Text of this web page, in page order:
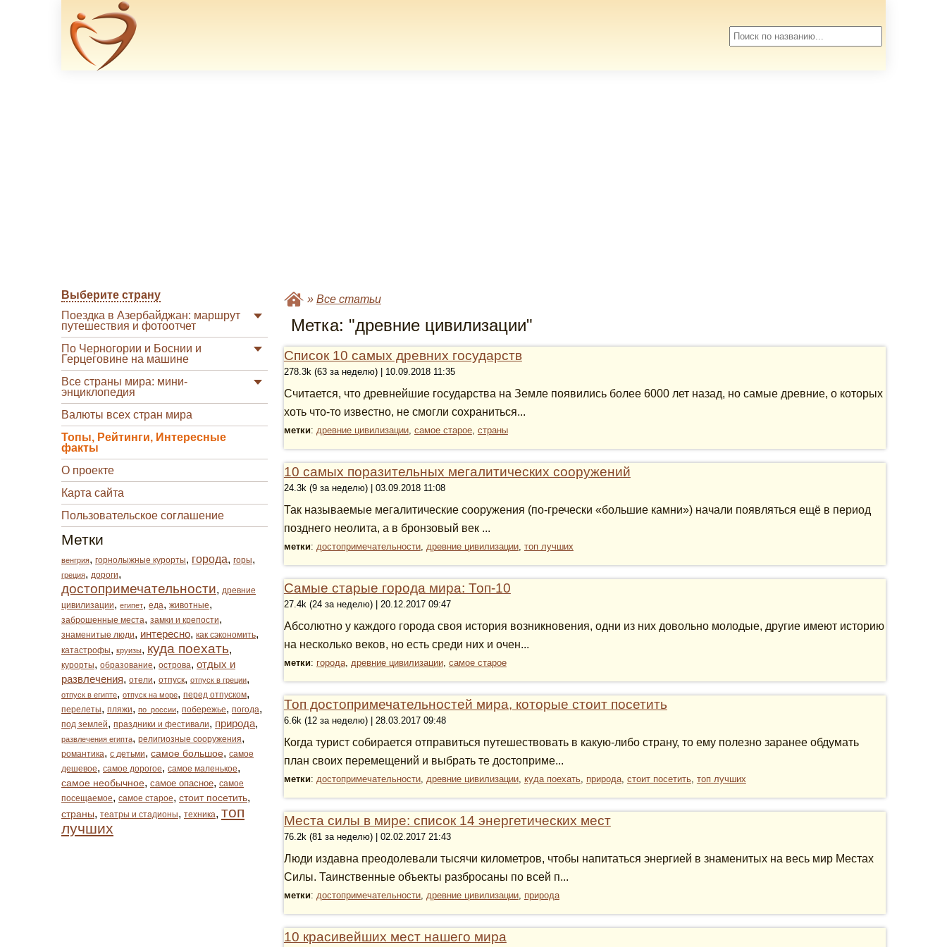
Выберите страну
Поездка в Азербайджан: маршрут
путешествия и фотоотчет
По Черногории и Боснии и
Герцеговине на машине
Все страны мира: мини-
энциклопедия
Валюты всех стран мира
Топы, Рейтинги, Интересные
факты
О проекте
Карта сайта
Пользовательское соглашение
Метки
венгрия, горнолыжные курорты, города, горы,
греция, дороги,
достопримечательности, древние
цивилизации, египет, еда, животные,
заброшенные места, замки и крепости,
знаменитые люди, интересно, как сэкономить,
катастрофы, круизы, куда поехать,
курорты, образование, острова, отдых и
развлечения, отели, отпуск, отпуск в греции,
отпуск в египте, отпуск на море, перед отпуском,
перелеты, пляжи, по_россии, побережье, погода,
под землей, праздники и фестивали, природа,
развлечения египта, религиозные сооружения,
романтика, с детьми, самое большое, самое
дешевое, самое дорогое, самое маленькое,
самое необычное, самое опасное, самое
посещаемое, самое старое, стоит посетить,
страны, театры и стадионы, техника, топ
лучших
» Все статьи
Метка: "древние цивилизации"
Список 10 самых древних государств
278.3k (63 за неделю) | 10.09.2018 11:35
Считается, что древнейшие государства на Земле появились более 6000 лет назад, но самые древние, о которых
хоть что-то известно, не смогли сохраниться...
метки: древние цивилизации, самое старое, страны
10 самых поразительных мегалитических сооружений
24.3k (9 за неделю) | 03.09.2018 11:08
Так называемые мегалитические сооружения (по-гречески «большие камни») начали появляться ещё в период
позднего неолита, а в бронзовый век ...
метки: достопримечательности, древние цивилизации, топ лучших
Самые старые города мира: Топ-10
27.4k (24 за неделю) | 20.12.2017 09:47
Абсолютно у каждого города своя история возникновения, одни из них довольно молодые, другие имеют историю
на несколько веков, но есть среди них и очен...
метки: города, древние цивилизации, самое старое
Топ достопримечательностей мира, которые стоит посетить
6.6k (12 за неделю) | 28.03.2017 09:48
Когда турист собирается отправиться путешествовать в какую-либо страну, то ему полезно заранее обдумать
план своих перемещений и выбрать те достоприме...
метки: достопримечательности, древние цивилизации, куда поехать, природа, стоит посетить, топ лучших
Места силы в мире: список 14 энергетических мест
76.2k (81 за неделю) | 02.02.2017 21:43
Люди издавна преодолевали тысячи километров, чтобы напитаться энергией в знаменитых на весь мир Местах
Силы. Таинственные объекты разбросаны по всей п...
метки: достопримечательности, древние цивилизации, природа
10 красивейших мест нашего мира